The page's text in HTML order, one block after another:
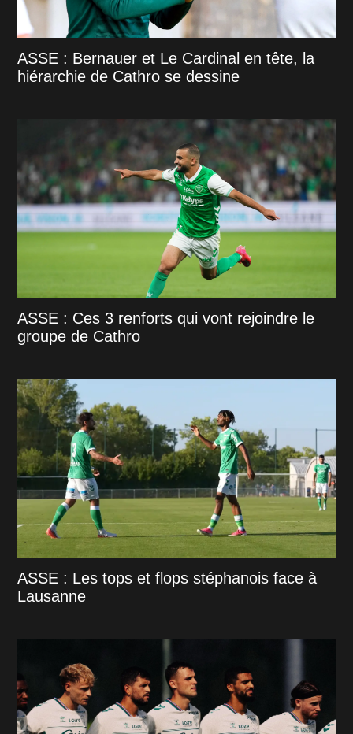
ASSE : Bernauer et Le Cardinal en tête, la
hiérarchie de Cathro se dessine
ASSE : Ces 3 renforts qui vont rejoindre le
groupe de Cathro
ASSE : Les tops et flops stéphanois face à
Lausanne